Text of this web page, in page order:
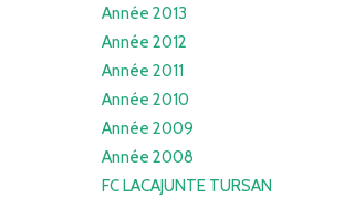
Année 2013
Année 2012
Année 2011
Année 2010
Année 2009
Année 2008
FC LACAJUNTE TURSAN